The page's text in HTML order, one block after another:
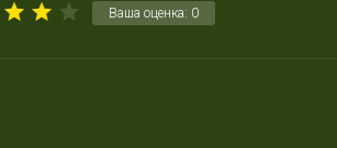
Ваша оценка: 0